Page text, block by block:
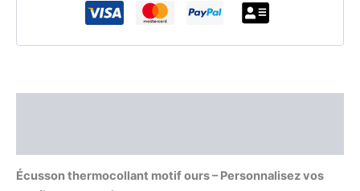
Écusson thermocollant motif ours – Personnalisez vos